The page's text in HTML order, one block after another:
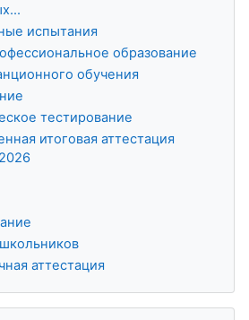
испытания
образование
обучения
тестирование
итоговая аттестация
аттестация